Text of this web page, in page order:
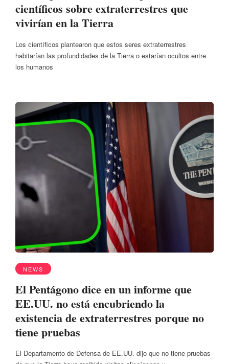
científicos sobre extraterrestres que
vivirían en la Tierra
Los científicos plantearon que estos seres extraterrestres
habitarían las profundidades de la Tierra o estarían ocultos entre
los humanos
NEWS
El Pentágono dice en un informe que
EE.UU. no está encubriendo la
existencia de extraterrestres porque no
tiene pruebas
El Departamento de Defensa de EE.UU. dijo que no tiene pruebas